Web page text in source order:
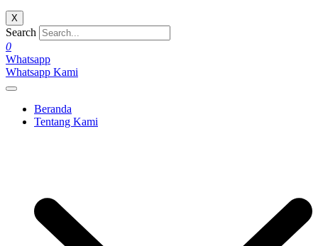
X
Search
0
Whatsapp
Whatsapp Kami
Beranda
Tentang Kami